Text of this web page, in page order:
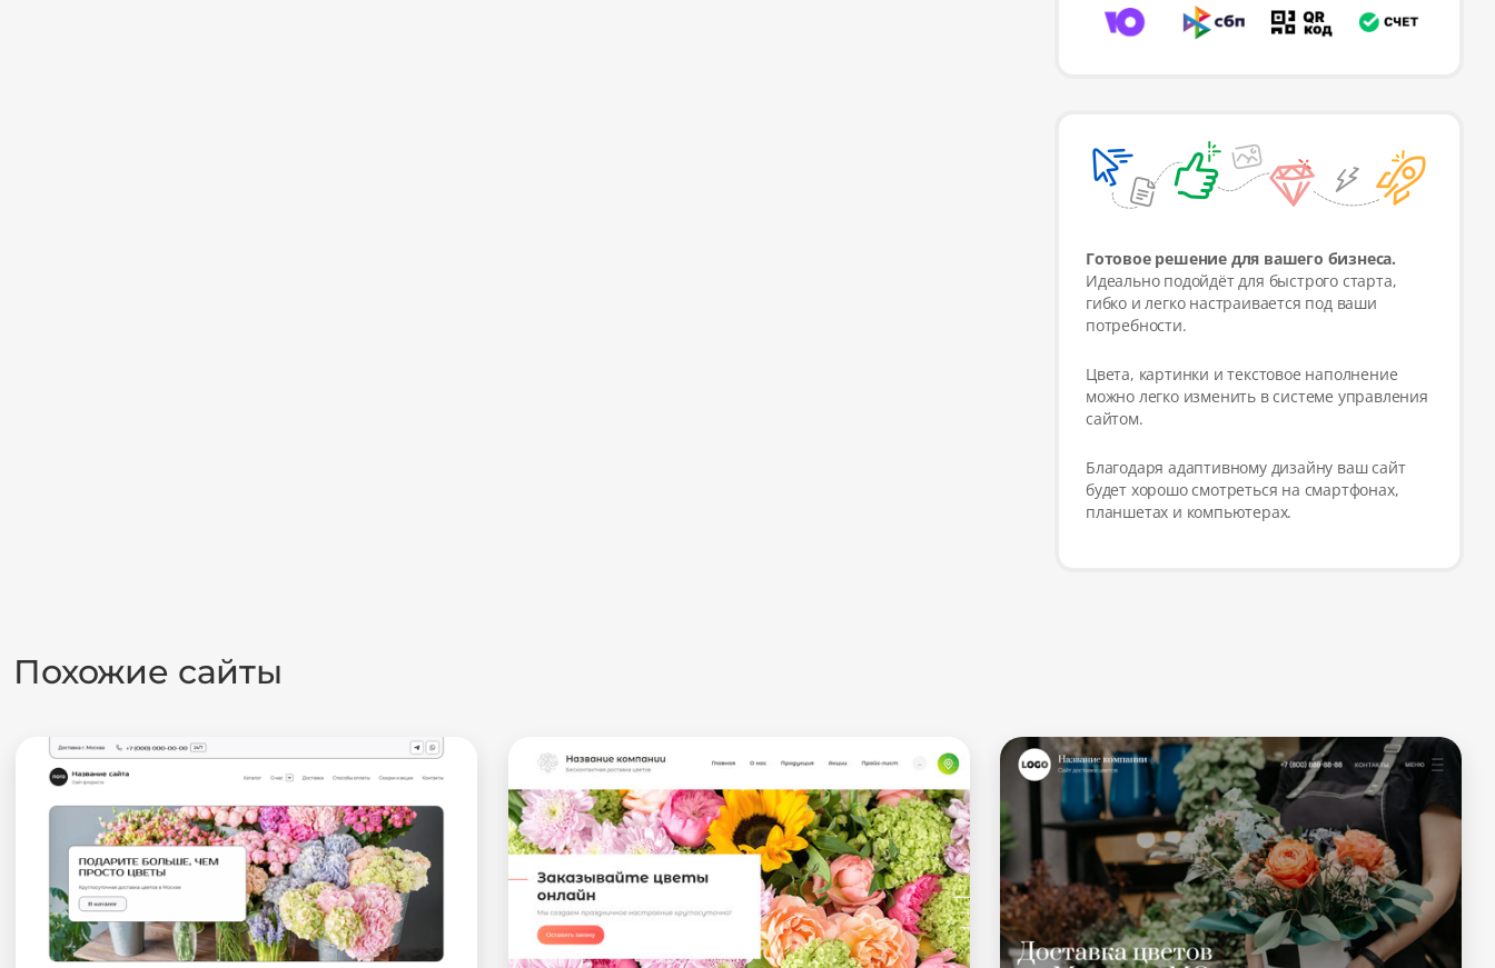
Готовое решение для вашего бизнеса.
Идеально подойдёт для быстрого старта,
гибко и легко настраивается под ваши
потребности.
Цвета, картинки и текстовое наполнение
можно легко изменить в системе управления
сайтом.
Благодаря адаптивному дизайну ваш сайт
будет хорошо смотреться на смартфонах,
планшетах и компьютерах.
Похожие сайты